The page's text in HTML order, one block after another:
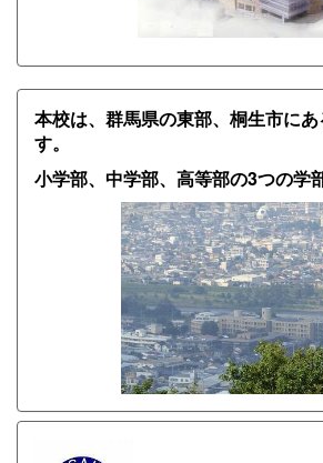
本校は、群馬県の東部、桐生市に
す。
小学部、中学部、高等部の3つの学